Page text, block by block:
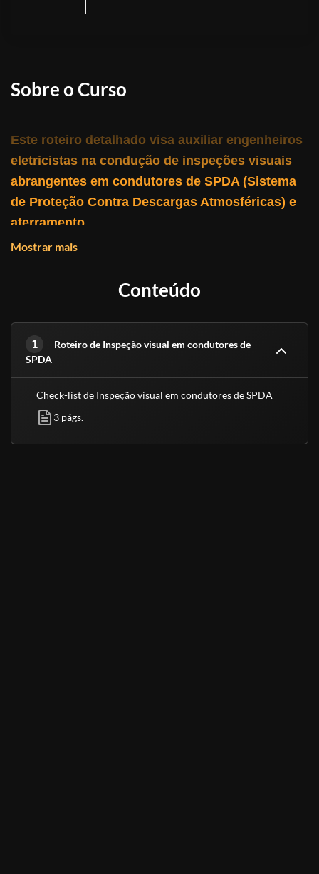
Sobre o Curso
Este roteiro detalhado visa auxiliar engenheiros
eletricistas na condução de inspeções visuais
abrangentes em condutores de SPDA (Sistema
de Proteção Contra Descargas Atmosféricas) e
aterramento.
A inspeção visual é um componente crucial da
sua funcionalidade e segurança contra raios.
Mostrar mais
Conteúdo
1
Roteiro de Inspeção visual em condutores de
SPDA
Check-list de Inspeção visual em condutores de SPDA
3 págs.